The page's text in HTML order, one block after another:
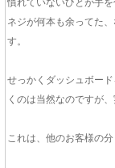
慣れていないひとが手
ネジが何本も余ってた
す。
せっかくダッシュボー
くのは当然なのですが
これは、他のお客様の